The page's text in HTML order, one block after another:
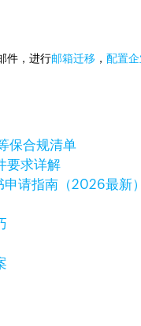
件，进行邮箱迁移 ，配置
保合规清单
要求详解
请指南（2026最新）